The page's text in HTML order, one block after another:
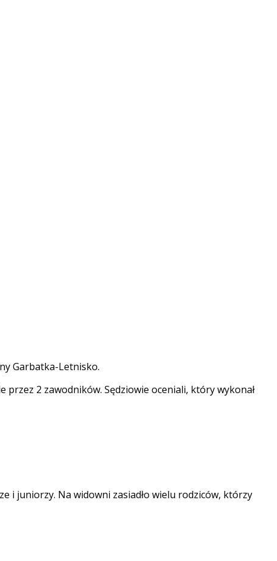
Garbatka-Letnisko.
przez 2 zawodników. Sędziowie oceniali, który wykonał
i juniorzy. Na widowni zasiadło wielu rodziców, którzy